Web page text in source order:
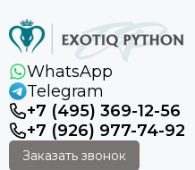
WhatsApp
Telegram
+7 (495) 369-12-56
+7 (926) 977-74-92
Заказать звонок